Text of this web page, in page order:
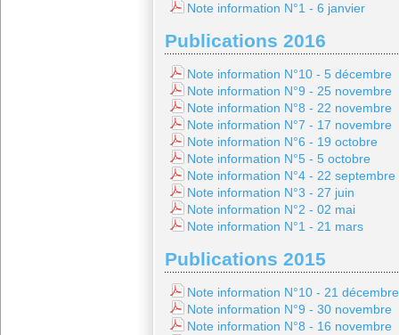
Note information N°1 - 6 janvier
Publications 2016
Note information N°10 - 5 décembre
Note information N°9 - 25 novembre
Note information N°8 - 22 novembre
Note information N°7 - 17 novembre
Note information N°6 - 19 octobre
Note information N°5 - 5 octobre
Note information N°4 - 22 septembre
Note information N°3 - 27 juin
Note information N°2 - 02 mai
Note information N°1 - 21 mars
Publications 2015
Note information N°10 - 21 décembre
Note information N°9 - 30 novembre
Note information N°8 - 16 novembre